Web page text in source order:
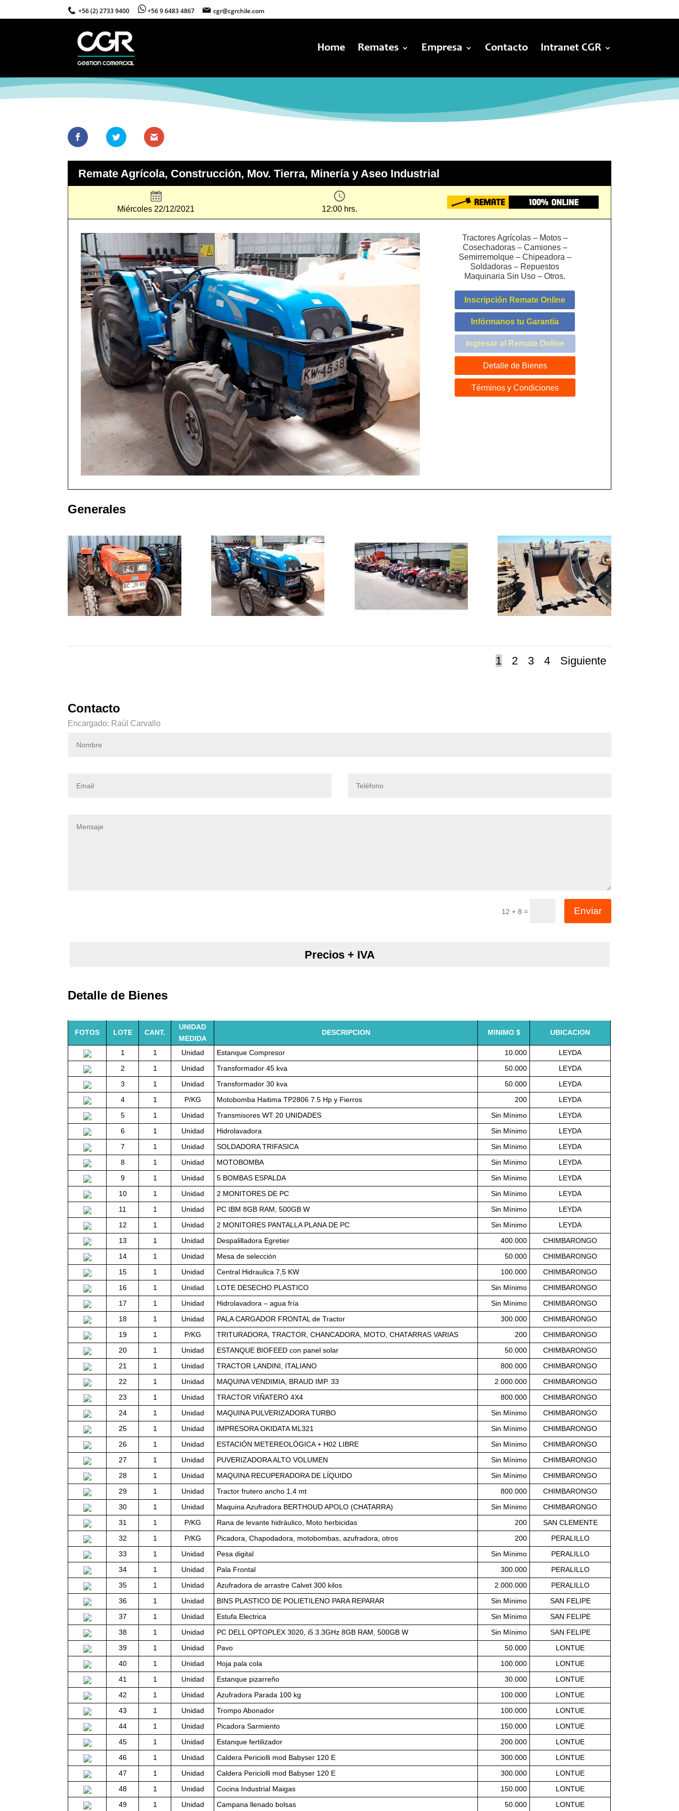
+56 (2) 2733 9400 +56 9 6483 4867 cgr@cgrchile.com
Home Remates Empresa Contacto Intranet CGR
Remate Agrícola, Construcción, Mov. Tierra, Minería y Aseo Industrial
Miércoles 22/12/2021 12:00 hrs.
Tractores Agrícolas – Motos –
Cosechadoras – Camiones –
Semirremolque – Chipeadora –
Soldadoras – Repuestos
Maquinaria Sin Uso – Otros.
Inscripción Remate Online
Infórmanos tu Garantía
Ingresar al Remate Online
Detalle de Bienes
Términos y Condiciones
Generales
1 2 3 4 Siguiente
Contacto
Encargado: Raúl Carvallo
12 + 8 = Enviar
Precios + IVA
Detalle de Bienes
FOTOS LOTE CANT.
UNIDAD
MEDIDA
DESCRIPCION MINIMO $ UBICACION
1 1 Unidad Estanque Compresor 10.000
LEYDA
2
1 Unidad Transformador 45 kva 50.000
LEYDA
3
1 Unidad Transformador 30 kva 50.000
LEYDA
4
1 P/KG Motobomba Haitima TP2806 7.5 Hp y Fierros 200
LEYDA
5
1 Unidad Transmisores WT 20 UNIDADES Sin Mínimo
LEYDA
6
1 Unidad Hidrolavadora Sin Mínimo
LEYDA
7
1 Unidad SOLDADORA TRIFASICA Sin Mínimo
LEYDA
8
1 Unidad MOTOBOMBA Sin Mínimo
LEYDA
9
1 Unidad 5 BOMBAS ESPALDA Sin Mínimo
LEYDA
10
1 Unidad 2 MONITORES DE PC Sin Mínimo
LEYDA
11
1 Unidad PC IBM 8GB RAM, 500GB W Sin Mínimo
LEYDA
12
1 Unidad 2 MONITORES PANTALLA PLANA DE PC Sin Mínimo
LEYDA
13
1 Unidad Despalilladora Egretier 400.000
CHIMBARONGO
14
1 Unidad Mesa de selección 50.000
CHIMBARONGO
15
1 Unidad Central Hidraulica 7,5 KW 100.000
CHIMBARONGO
16
1 Unidad LOTE DESECHO PLASTICO Sin Mínimo
CHIMBARONGO
17
1 Unidad Hidrolavadora – agua fría Sin Mínimo
CHIMBARONGO
18
1 Unidad PALA CARGADOR FRONTAL de Tractor 300.000
CHIMBARONGO
19
1 P/KG TRITURADORA, TRACTOR, CHANCADORA, MOTO, CHATARRAS VARIAS 200
CHIMBARONGO
20
1 Unidad ESTANQUE BIOFEED con panel solar 50.000
CHIMBARONGO
21
1 Unidad TRACTOR LANDINI, ITALIANO 800.000
CHIMBARONGO
22
1 Unidad MAQUINA VENDIMIA, BRAUD IMP. 33 2.000.000
CHIMBARONGO
23
1 Unidad TRACTOR VIÑATERO 4X4 800.000
CHIMBARONGO
24
1 Unidad MAQUINA PULVERIZADORA TURBO Sin Mínimo
CHIMBARONGO
25
1 Unidad IMPRESORA OKIDATA ML321 Sin Mínimo
CHIMBARONGO
26
1 Unidad ESTACIÓN METEREOLÓGICA + H02 LIBRE Sin Mínimo
CHIMBARONGO
27
1 Unidad PUVERIZADORA ALTO VOLUMEN Sin Mínimo
CHIMBARONGO
28
1 Unidad MAQUINA RECUPERADORA DE LÍQUIDO Sin Mínimo
CHIMBARONGO
29
1 Unidad Tractor frutero ancho 1,4 mt 800.000
CHIMBARONGO
30
1 Unidad Maquina Azufradora BERTHOUD APOLO (CHATARRA) Sin Mínimo
CHIMBARONGO
31
1 P/KG Rana de levante hidráulico, Moto herbicidas 200
SAN CLEMENTE
32
1 P/KG Picadora, Chapodadora, motobombas, azufradora, otros 200
PERALILLO
33
1 Unidad Pesa digital Sin Mínimo
PERALILLO
34
1 Unidad Pala Frontal 300.000
PERALILLO
35
1 Unidad Azufradora de arrastre Calvet 300 kilos 2.000.000
PERALILLO
36
1 Unidad BINS PLASTICO DE POLIETILENO PARA REPARAR Sin Mínimo
SAN FELIPE
37
1 Unidad Estufa Electrica Sin Mínimo
SAN FELIPE
38
1 Unidad PC DELL OPTOPLEX 3020, i5 3.3GHz 8GB RAM, 500GB W Sin Mínimo
SAN FELIPE
39
1 Unidad Pavo 50.000
LONTUE
40
1 Unidad Hoja pala cola 100.000
LONTUE
41
1 Unidad Estanque pizarreño 30.000
LONTUE
42
1 Unidad Azufradora Parada 100 kg 100.000
LONTUE
43
1 Unidad Trompo Abonador 100.000
LONTUE
44
1 Unidad Picadora Sarmiento 150.000
LONTUE
45
1 Unidad Estanque fertilizador 200.000
LONTUE
46
1 Unidad Caldera Periciolli mod Babyser 120 E 300.000
LONTUE
47
1 Unidad Caldera Periciolli mod Babyser 120 E 300.000
LONTUE
48
1 Unidad Cocina Industrial Maigas 150.000
LONTUE
49
1 Unidad Campana llenado bolsas 50.000 LONTUE